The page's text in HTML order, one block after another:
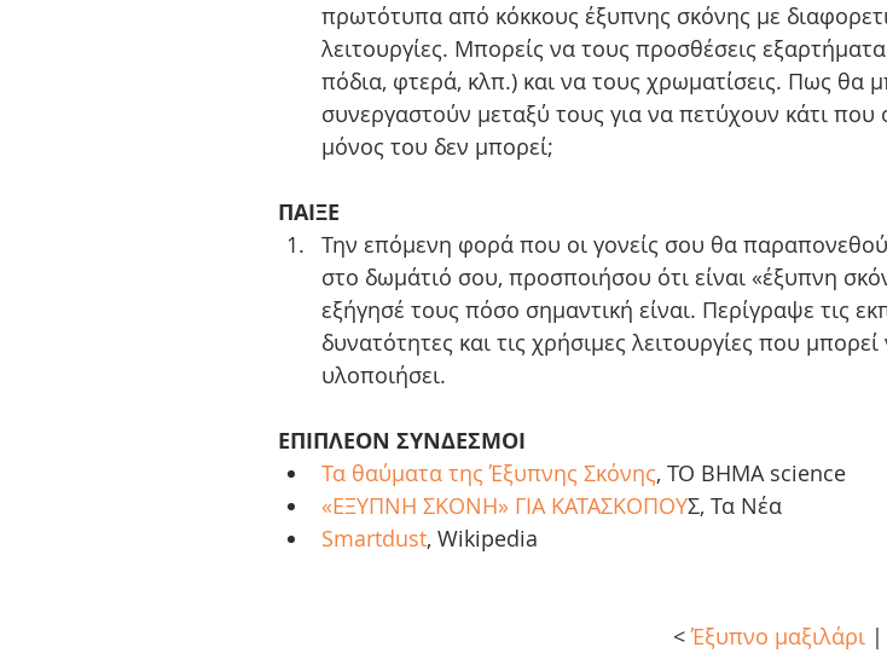
πρωτότυπα από κόκκους έξυπνης σκόνης με
λειτουργίες. Μπορείς να τους προσθέσεις
πόδια, φτερά, κλπ.) και να τους χρωματίσεις. Πως θα
συνεργαστούν μεταξύ τους για να πετύχουν κάτι που
μόνος του δεν μπορεί;
ΠΑΙΞΕ
Την επόμενη φορά που οι γονείς σου θα
στο δωμάτιό σου, προσποιήσου ότι είναι «έξυπνη
εξήγησέ τους πόσο σημαντική είναι. Περίγραψε τις
δυνατότητες και τις χρήσιμες λειτουργίες που μπορεί
υλοποιήσει.
ΕΠΙΠΛΕΟΝ ΣΥΝΔΕΣΜΟΙ
Τα θαύματα της Έξυπνης Σκόνης, ΤΟ ΒΗΜΑ science
«ΕΞΥΠΝΗ ΣΚΟΝΗ» ΓΙΑ ΚΑΤΑΣΚΟΠΟΥΣ, Τα Νέα
Smartdust, Wikipedia
< Έξυπνο μαξιλάρι